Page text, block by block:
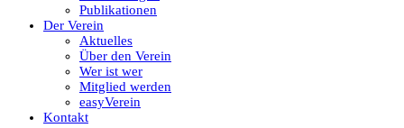
Publikationen
Der Verein
Aktuelles
Über den Verein
Wer ist wer
Mitglied werden
easyVerein
Kontakt